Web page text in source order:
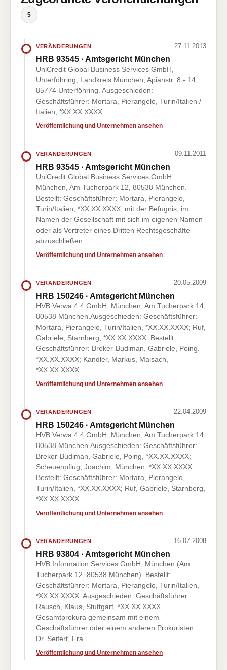
5
VERÄNDERUNGEN 27.11.2013
HRB 93545 · Amtsgericht München
UniCredit Global Business Services GmbH,
Unterföhring, Landkreis München, Apianstr. 8 - 14,
85774 Unterföhring. Ausgeschieden:
Geschäftsführer: Mortara, Pierangelo, Turin/Italien /
Italien, *XX.XX.XXXX.
Veröffentlichung und Unternehmen ansehen
VERÄNDERUNGEN 09.11.2011
HRB 93545 · Amtsgericht München
UniCredit Global Business Services GmbH,
München, Am Tucherpark 12, 80538 München.
Bestellt: Geschäftsführer: Mortara, Pierangelo,
Turin/Italien, *XX.XX.XXXX, mit der Befugnis, im
Namen der Gesellschaft mit sich im eigenen Namen
oder als Vertreter eines Dritten Rechtsgeschäfte
abzuschließen.
Veröffentlichung und Unternehmen ansehen
VERÄNDERUNGEN 20.05.2009
HRB 150246 · Amtsgericht München
HVB Verwa 4.4 GmbH, München, Am Tucherpark 14,
80538 München.Ausgeschieden: Geschäftsführer:
Mortara, Pierangelo, Turin/Italien, *XX.XX.XXXX; Ruf,
Gabriele, Starnberg, *XX.XX.XXXX. Bestellt:
Geschäftsführer: Breker-Budiman, Gabriele, Poing,
*XX.XX.XXXX; Kandler, Markus, Maisach,
*XX.XX.XXXX.
Veröffentlichung und Unternehmen ansehen
VERÄNDERUNGEN 22.04.2009
HRB 150246 · Amtsgericht München
HVB Verwa 4.4 GmbH, München, Am Tucherpark 14,
80538 München.Ausgeschieden: Geschäftsführer:
Breker-Budiman, Gabriele, Poing, *XX.XX.XXXX;
Scheuenpflug, Joachim, München, *XX.XX.XXXX.
Bestellt: Geschäftsführer: Mortara, Pierangelo,
Turin/Italien, *XX.XX.XXXX; Ruf, Gabriele, Starnberg,
*XX.XX.XXXX.
Veröffentlichung und Unternehmen ansehen
VERÄNDERUNGEN 16.07.2008
HRB 93804 · Amtsgericht München
HVB Information Services GmbH, München (Am
Tucherpark 12, 80538 München). Bestellt:
Geschäftsführer: Mortara, Pierangelo, Turin/Italien,
*XX.XX.XXXX. Ausgeschieden: Geschäftsführer:
Rausch, Klaus, Stuttgart, *XX.XX.XXXX.
Gesamtprokura gemeinsam mit einem
Geschäftsführer oder einem anderen Prokuristen:
Dr. Seifert, Fra…
Veröffentlichung und Unternehmen ansehen